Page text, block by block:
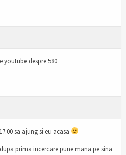
youtube despre 580
sa ajung si eu acasa
prima incercare pune mana pe sina